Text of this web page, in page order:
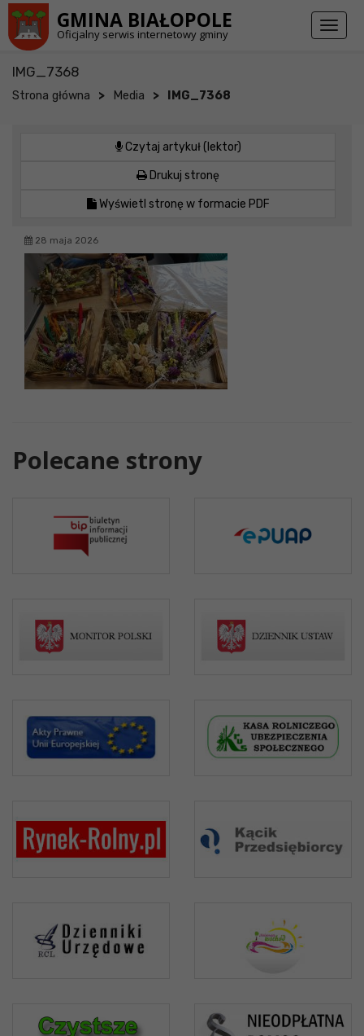
GMINA BIAŁOPOLE
Oficjalny serwis internetowy gminy
Toggle
IMG_7368
Strona główna > Media > IMG_7368
Czytaj artykuł (lektor)
Drukuj stronę
Wyświetl stronę w formacie PDF
28 maja 2026
Polecane strony